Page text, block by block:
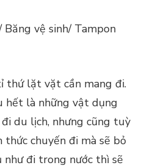
Băng vệ sinh/ Tampon
thứ lặt vặt cần mang đi.
hết là những vật dụng
du lịch, nhưng cũng tuỳ
thức chuyến đi mà sẽ bỏ
đi trong nước thì sẽ